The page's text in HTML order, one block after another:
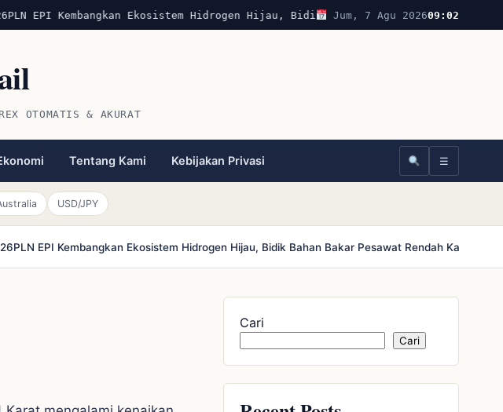
PLN EPI Kembangkan Ekosistem Hidrogen Hijau, Bidik Bahan Bakar Pesawat Rendah
Jum, 7 Agu 202609:02
OTOMATIS & AKURAT
Tentang Kami Kebijakan Privasi ☰
USD/JPY
PLN EPI Kembangkan Ekosistem Hidrogen Hijau, Bidik Bahan Bakar Pesawat Rendah Karbon
Cari
Cari